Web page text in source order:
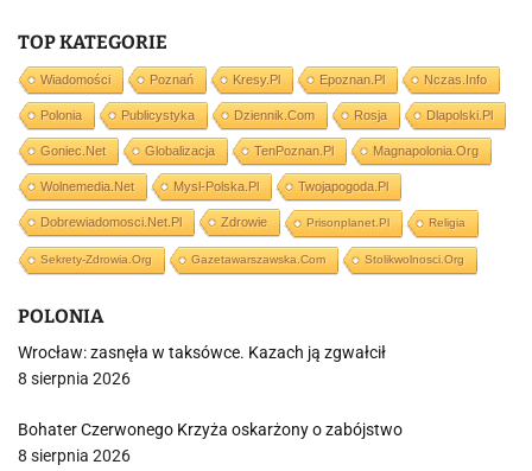
TOP KATEGORIE
Wiadomości Poznań Kresy.pl Epoznan.pl Nczas.info
Polonia Publicystyka Dziennik.com Rosja Dlapolski.pl
Goniec.net Globalizacja TenPoznan.pl Magnapolonia.org
Wolnemedia.net Mysl-Polska.pl Twojapogoda.pl
Dobrewiadomosci.net.pl Zdrowie Prisonplanet.pl Religia
Sekrety-Zdrowia.org Gazetawarszawska.com Stolikwolnosci.org
POLONIA
Wrocław: zasnęła w taksówce. Kazach ją zgwałcił
8 sierpnia 2026
Bohater Czerwonego Krzyża oskarżony o zabójstwo
8 sierpnia 2026